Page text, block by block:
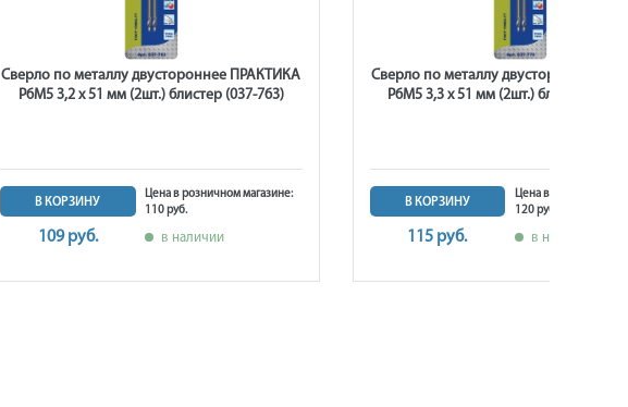
Сверло по металлу двустороннее ПРАКТИКА
Р6М5 3,2 х 51 мм (2шт.) блистер (037-763)
В КОРЗИНУ
109 руб.
Цена в розничном магазине:
110 руб.
в наличии
Сверло по металлу двустороннее
Р6М5 3,3 х 51 мм (2шт.) блистер
В КОРЗИНУ
115 руб.
Цена в розничном
120 руб.
в наличии